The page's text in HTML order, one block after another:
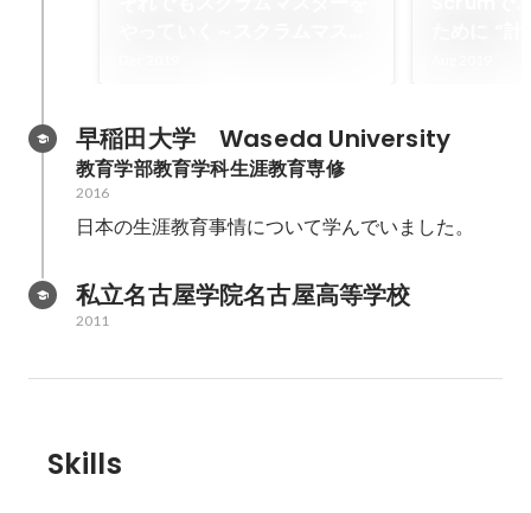
the value of Scrum
Master ~
早稲田大学　Waseda University
教育学部教育学科生涯教育専修
2016
日本の生涯教育事情について学んでいました。
私立名古屋学院名古屋高等学校
2011
Skills